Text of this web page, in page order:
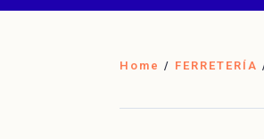
Home / FERRETERÍA